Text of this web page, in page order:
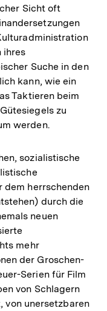
Sicht oft
ihres
Suche in den
kann, wie ein
Taktieren beim
zu
werden.
sozialistische
dem herrschenden
durch die
neuen
mehr
der Groschen-
Serien für Film
von Schlagern
von unersetzbaren